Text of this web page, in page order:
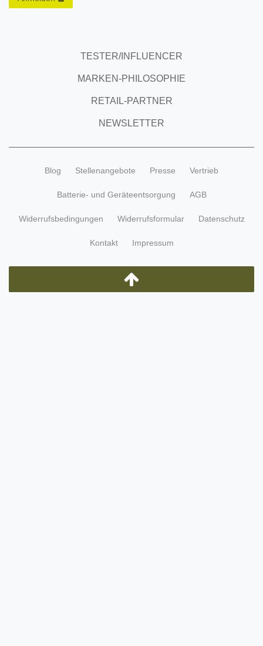
TESTER/INFLUENCER
MARKEN-PHILOSOPHIE
RETAIL-PARTNER
NEWSLETTER
Blog Stellenangebote Presse Vertrieb
Batterie- und Geräteentsorgung AGB
Widerrufsbedingungen Widerrufsformular Datenschutz
Kontakt Impressum